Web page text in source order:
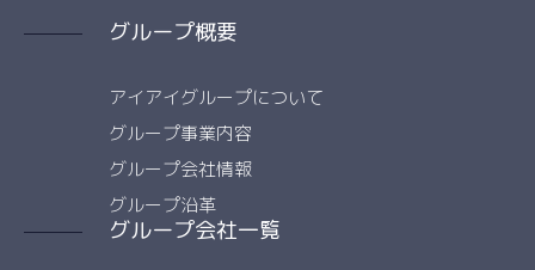
グループ概要
アイアイグループについて
グループ事業内容
グループ会社情報
グループ沿革
グループ会社一覧